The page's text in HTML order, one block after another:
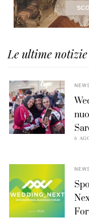
Le ultime notizie
6